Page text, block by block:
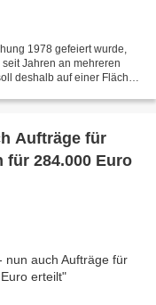
1978 gefeiert wurde,
Jahren an mehreren
deshalb auf einer Fläche
für 284.000 Euro